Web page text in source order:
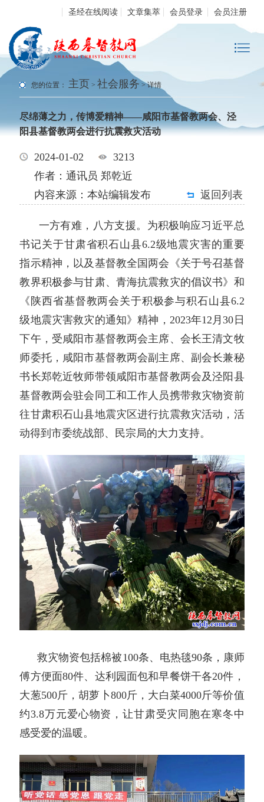
圣经在线阅读 文章集萃 会员登录 会员注册
您的位置： 主页 >社会服务 > 详情
尽绵薄之力，传博爱精神——咸阳市基督教两会、泾
阳县基督教两会进行抗震救灾活动
2024-01-02
3213
作者：通讯员 郑乾近
内容来源：本站编辑发布
返回列表
一方有难，八方支援。为积极响应习近平总
书记关于甘肃省积石山县6.2级地震灾害的重要
指示精神，以及基督教全国两会《关于号召基督
教界积极参与甘肃、青海抗震救灾的倡议书》和
《陕西省基督教两会关于积极参与积石山县6.2
级地震灾害救灾的通知》精神，2023年12月30日
下午，受咸阳市基督教两会主席、会长王清文牧
师委托，咸阳市基督教两会副主席、副会长兼秘
书长郑乾近牧师带领咸阳市基督教两会及泾阳县
基督教两会驻会同工和工作人员携带救灾物资前
往甘肃积石山县地震灾区进行抗震救灾活动，活
动得到市委统战部、民宗局的大力支持。
救灾物资包括棉被100条、电热毯90条，康师
傅方便面80件、达利园面包和早餐饼干各20件，
大葱500斤，胡萝卜800斤，大白菜4000斤等价值
约3.8万元爱心物资，让甘肃受灾同胞在寒冬中
感受爱的温暖。